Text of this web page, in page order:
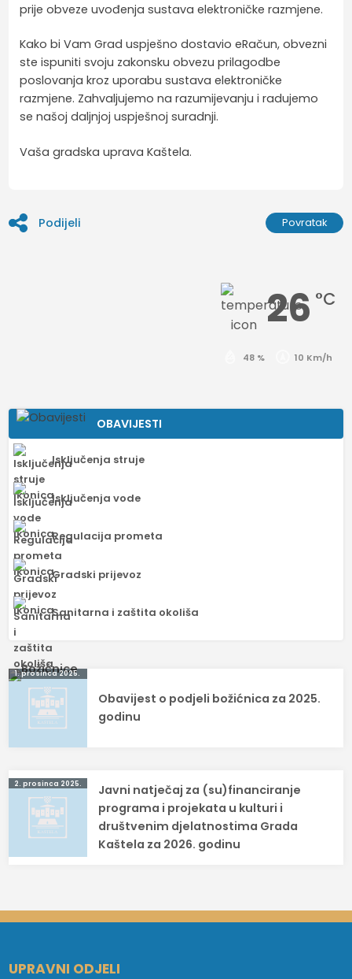
prije obveze uvođenja sustava elektroničke razmjene.
Kako bi Vam Grad uspješno dostavio eRačun, obvezni
ste ispuniti svoju zakonsku obvezu prilagodbe
poslovanja kroz uporabu sustava elektroničke
razmjene. Zahvaljujemo na razumijevanju i radujemo
se našoj daljnjoj uspješnoj suradnji.
Vaša gradska uprava Kaštela.
Podijeli Povratak
26 °C
48 % 10 Km/h
OBAVIJESTI
Isključenja struje
Isključenja vode
Regulacija prometa
Gradski prijevoz
Sanitarna i zaštita okoliša
Navigacija
objava
1. prosinca 2025.
Obavijest o podjeli božićnica za 2025.
godinu
2. prosinca 2025.
Javni natječaj za (su)financiranje
programa i projekata u kulturi i
društvenim djelatnostima Grada
Kaštela za 2026. godinu
UPRAVNI ODJELI